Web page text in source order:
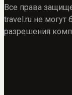
Все права
travel.ru не могут
разрешения